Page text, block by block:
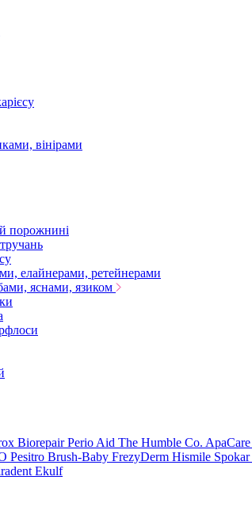
вінірами
порожнині
елайнерами, ретейнерами
яснами, язиком
Biorepair Perio Aid The Humble Co. ApaCare
Pesitro Brush-Baby FrezyDerm Hismile Spokar
Ekulf